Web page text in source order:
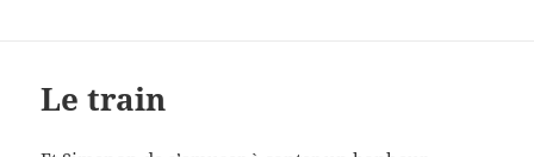
Le train